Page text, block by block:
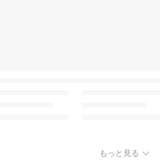
もっと見る